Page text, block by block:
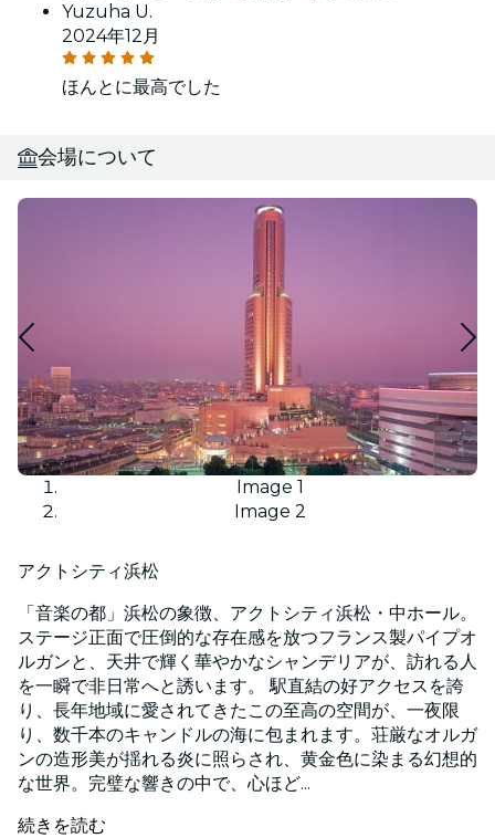
Yuzuha U.
2024年12月
ほんとに最高でした
会場について
Image 1
Image 2
アクトシティ浜松
「音楽の都」浜松の象徴、アクトシティ浜松・中ホール。
ステージ正面で圧倒的な存在感を放つフランス製パイプオ
ルガンと、天井で輝く華やかなシャンデリアが、訪れる人
を一瞬で非日常へと誘います。 駅直結の好アクセスを誇
り、長年地域に愛されてきたこの至高の空間が、一夜限
り、数千本のキャンドルの海に包まれます。荘厳なオルガ
ンの造形美が揺れる炎に照らされ、黄金色に染まる幻想的
な世界。完璧な響きの中で、心ほど...
続きを読む